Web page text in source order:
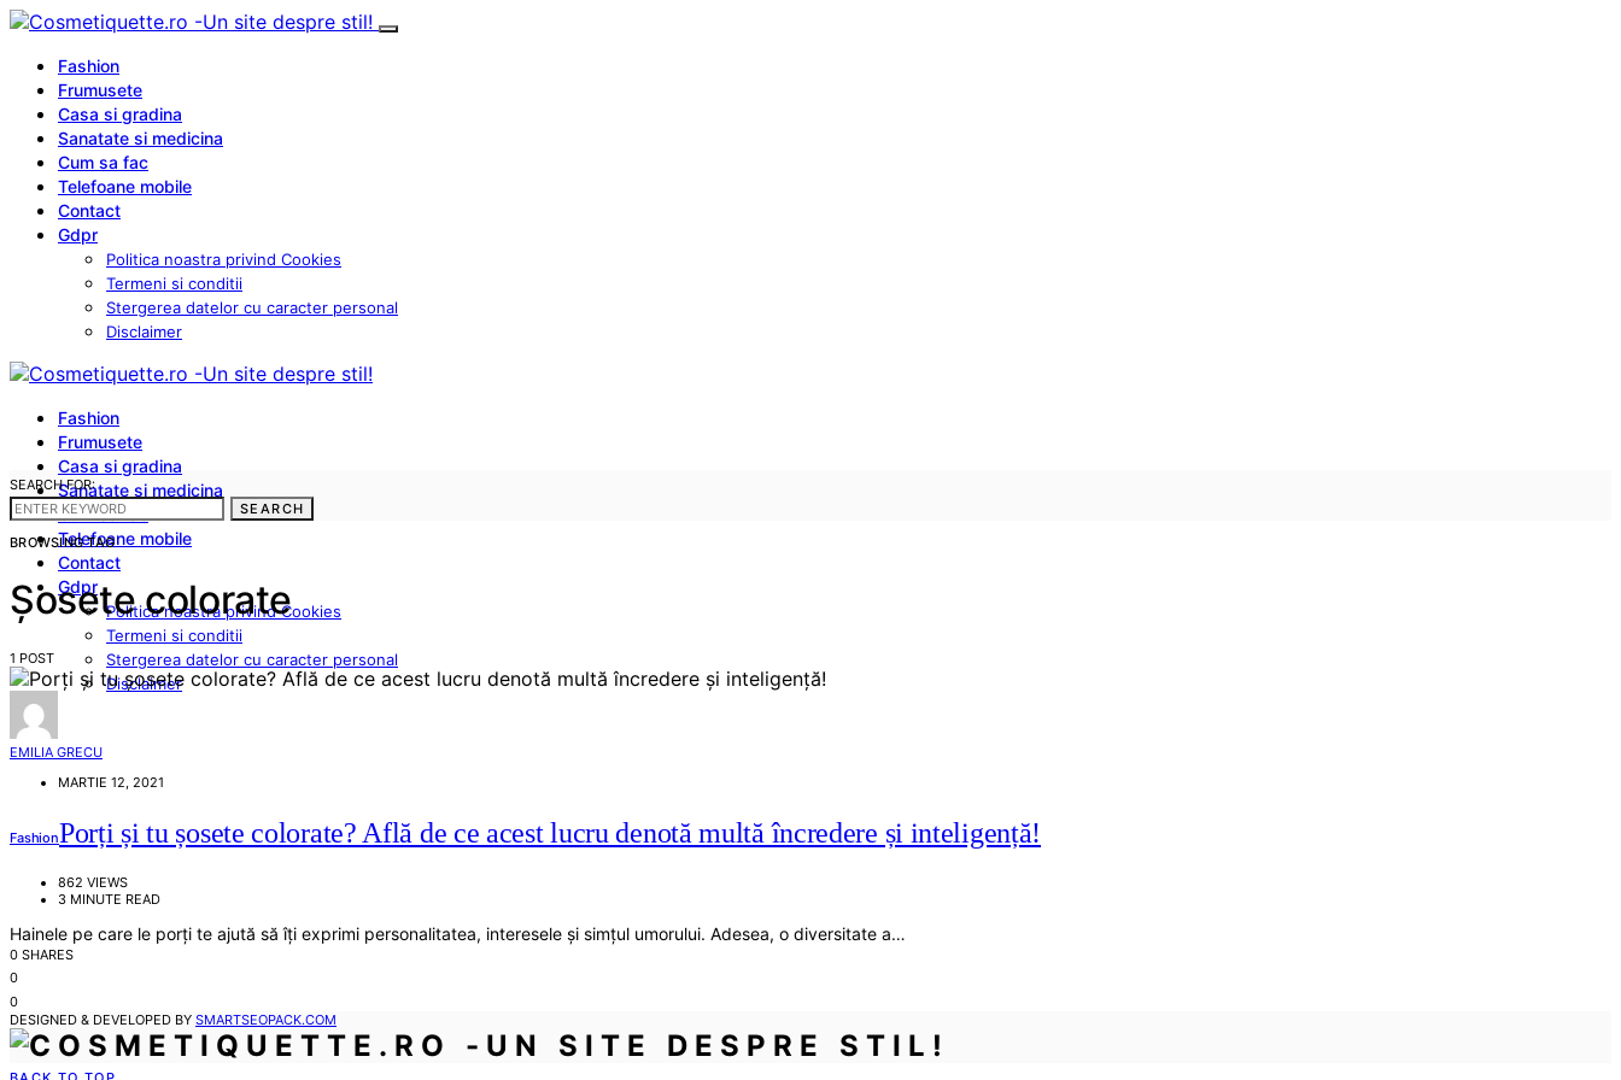
Fashion
Frumusete
Casa si gradina
Sanatate si medicina
Cum sa fac
Telefoane mobile
Contact
Gdpr
Politica noastra privind Cookies
Termeni si conditii
Stergerea datelor cu caracter personal
Disclaimer
Fashion
Frumusete
Casa si gradina
Sanatate si medicina
Cum sa fac
Telefoane mobile
Contact
Gdpr
Politica noastra privind Cookies
Termeni si conditii
Stergerea datelor cu caracter personal
Disclaimer
SEARCH FOR:
SEARCH
BROWSING TAG
Șosete colorate
1 POST
EMILIA GRECU
MARTIE 12, 2021
FashionPorți și tu șosete colorate? Află de ce acest lucru denotă multă încredere și inteligență!
862 VIEWS
3 MINUTE READ
Hainele pe care le porți te ajută să îți exprimi personalitatea, interesele și simțul umorului. Adesea, o diversitate a…
0 SHARES
0
0
DESIGNED & DEVELOPED BY SMARTSEOPACK.COM